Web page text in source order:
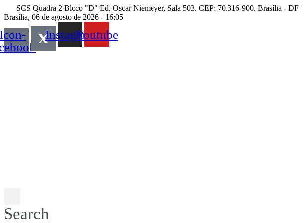
Skip
to
SCS Quadra 2 Bloco "D" Ed. Oscar Niemeyer, Sala 503. CEP: 70.316-900. Brasília - DF
Brasília, 06 de agosto de 2026 - 16:05
Icon-
InstagramYoutube
Search